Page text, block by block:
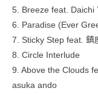
5. Breeze feat. Daichi
6. Paradise (Ever
7. Sticky Step feat. 鎮
8. Circle Interlude
9. Above the Clouds
asuka ando